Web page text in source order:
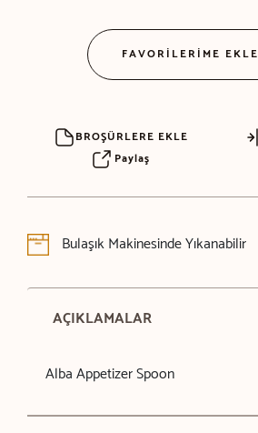
FAVORİLERİME EKLE
BROŞÜRLERE EKLE
Paylaş
Bulaşık Makinesinde Yıkanabilir
AÇIKLAMALAR
Alba Appetizer Spoon